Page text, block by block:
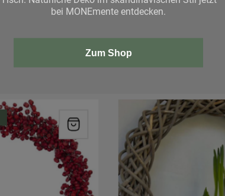
bei MONEmente entdecken.
Zum Shop